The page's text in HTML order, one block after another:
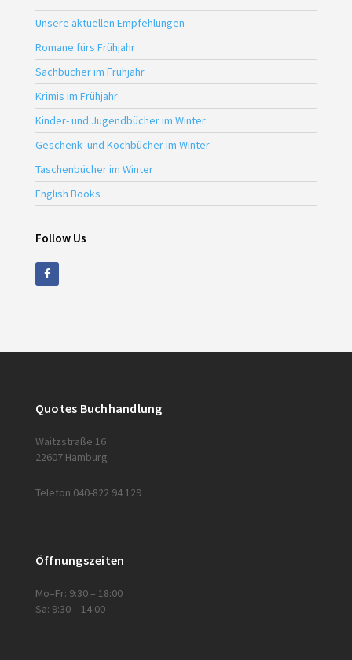
Unsere aktuellen Empfehlungen
Romane fürs Frühjahr
Sachbücher im Frühjahr
Krimis im Frühjahr
Kinder- und Jugendbücher im Winter
Geschenk- und Kochbücher im Winter
Taschenbücher im Winter
English Books
Follow Us
Quotes Buchhandlung
Waitzstraße 16
22607 Hamburg
Telefon 040-822 94 129
Öffnungszeiten
Mo–Fr: 9:30 – 18:00
Sa: 9:30 – 14:00